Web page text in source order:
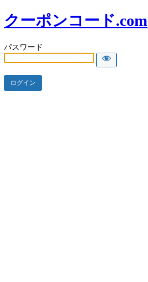
クーポンコード.com
パスワード